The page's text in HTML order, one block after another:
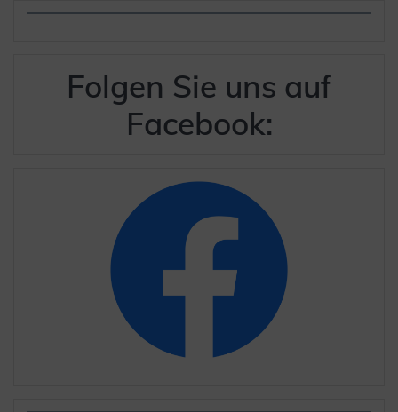
Folgen Sie uns auf
Facebook: